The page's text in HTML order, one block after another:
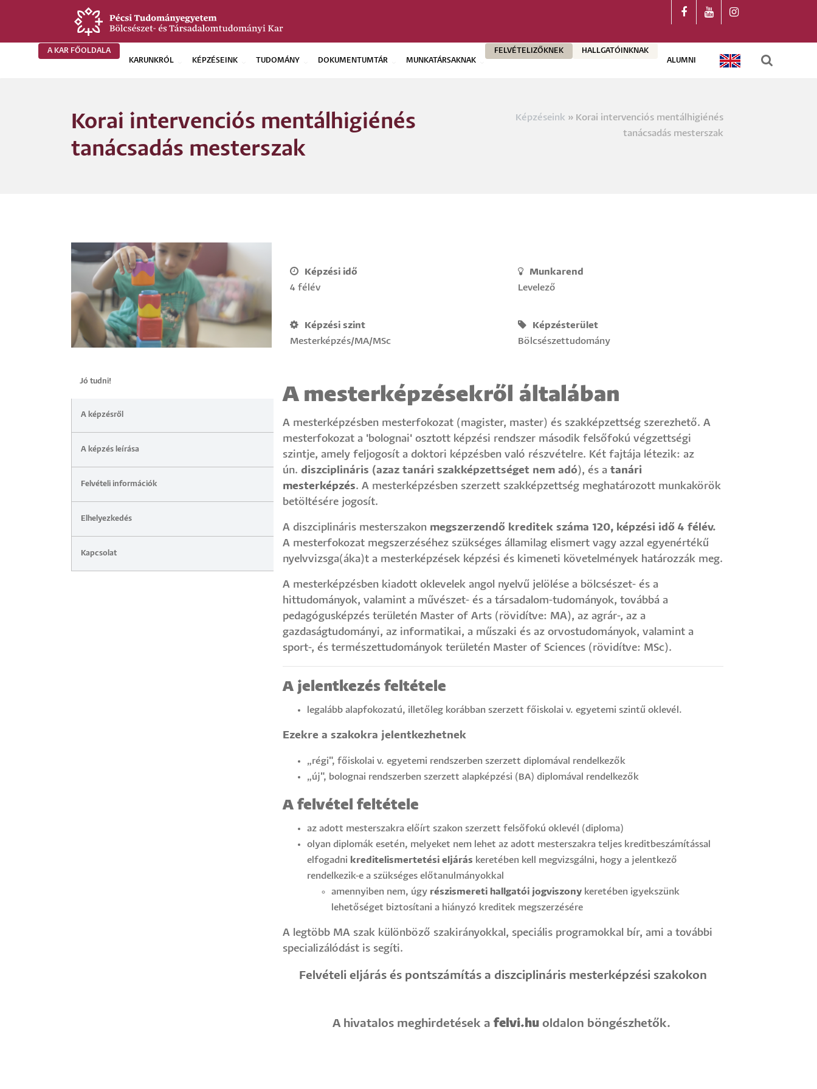
menü
A KAR FŐOLDALA
KARUNKRÓL
KÉPZÉSEINK TUDOMÁNY DOKUMENTUMTÁR MUNKATÁRSAKNAK
FELVÉTELIZŐKNEK
HALLGATÓINKNAK
ALUMNI
ENGLISH
Korai intervenciós mentálhigiénés
tanácsadás mesterszak
Morzsa
Képzéseink
Korai intervenciós mentálhigiénés
tanácsadás mesterszak
Képzési idő
4 félév
Munkarend
Levelező
Képzési szint
Mesterképzés/MA/MSc
Képzésterület
Bölcsészettudomány
Jó tudni!
A képzésről
A képzés leírása
Felvételi információk
Elhelyezkedés
Kapcsolat
A mesterképzésekről általában
A mesterképzésben mesterfokozat (magister, master) és szakképzettség szerezhető. A
mesterfokozat a 'bolognai' osztott képzési rendszer második felsőfokú végzettségi
szintje, amely feljogosít a doktori képzésben való részvételre. Két fajtája létezik: az
ún. diszciplináris (azaz tanári szakképzettséget nem adó), és a tanári
mesterképzés. A mesterképzésben szerzett szakképzettség meghatározott munkakörök
betöltésére jogosít.
A diszciplináris mesterszakon megszerzendő kreditek száma 120, képzési idő 4 félév.
A mesterfokozat megszerzéséhez szükséges államilag elismert vagy azzal egyenértékű
nyelvvizsga(áka)t a mesterképzések képzési és kimeneti követelmények határozzák meg.
A mesterképzésben kiadott oklevelek angol nyelvű jelölése a bölcsészet- és a
hittudományok, valamint a művészet- és a társadalom-tudományok, továbbá a
pedagógusképzés területén Master of Arts (rövidítve: MA), az agrár-, az a
gazdaságtudományi, az informatikai, a műszaki és az orvostudományok, valamint a
sport-, és természettudományok területén Master of Sciences (rövidítve: MSc).
A jelentkezés feltétele
legalább alapfokozatú, illetőleg korábban szerzett főiskolai v. egyetemi szintű oklevél.
Ezekre a szakokra jelentkezhetnek
„régi", főiskolai v. egyetemi rendszerben szerzett diplomával rendelkezők
„új", bolognai rendszerben szerzett alapképzési (BA) diplomával rendelkezők
A felvétel feltétele
az adott mesterszakra előírt szakon szerzett felsőfokú oklevél (diploma)
olyan diplomák esetén, melyeket nem lehet az adott mesterszakra teljes kreditbeszámítással
elfogadni kreditelismertetési eljárás keretében kell megvizsgálni, hogy a jelentkező
rendelkezik-e a szükséges előtanulmányokkal
amennyiben nem, úgy részismereti hallgatói jogviszony keretében igyekszünk
lehetőséget biztosítani a hiányzó kreditek megszerzésére
A legtöbb MA szak különböző szakirányokkal, speciális programokkal bír, ami a további
specializálódást is segíti.
Felvételi eljárás és pontszámítás a diszciplináris mesterképzési szakokon
A hivatalos meghirdetések a felvi.huoldalon böngészhetők.